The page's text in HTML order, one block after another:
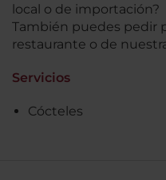
local o de importación?
También puedes pedir
restaurante o de
Servicios
Cócteles